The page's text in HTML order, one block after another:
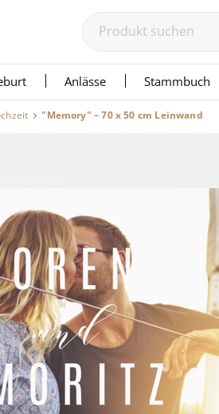
Anlässe Stammbuch
"Memory" – 70 x 50 cm Leinwand